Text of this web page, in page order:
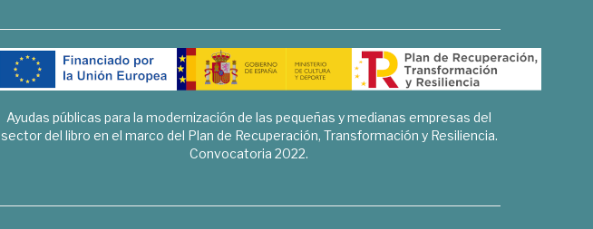
Ayudas públicas para la modernización de las pequeñas y medianas empresas del
sector del libro en el marco del Plan de Recuperación, Transformación y Resiliencia.
Convocatoria 2022.